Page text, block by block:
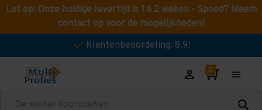
Let op: Onze huidige levertijd is 1 á 2 weken - Spoed? Neem
contact op voor de mogelijkheden!
Klantenbeoordeling: 8,9!
Zoeken